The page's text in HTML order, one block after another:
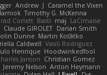
Andrew J Caramel the Vixen
Timothy G. McKenna
Corlett Basti maj LaCimaise
Claude GIROLET Darian Smith
Dunne Martin Koťátko
Caldwell Vasili Rodriguez
Henrique Hoodwinkedfool
Janson Christian Gomez
Jeremy Nelson Anton Heymann